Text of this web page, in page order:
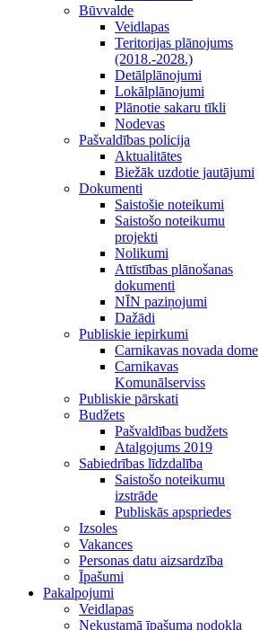
Būvvalde
Veidlapas
Teritorijas plānojums
(2018.-2028.)
Detālplānojumi
Lokālplānojumi
Plānotie sakaru tīkli
Nodevas
Pašvaldības policija
Aktualitātes
Biežāk uzdotie jautājumi
Dokumenti
Saistošie noteikumi
Saistošo noteikumu
projekti
Nolikumi
Attīstības plānošanas
dokumenti
NĪN paziņojumi
Dažādi
Publiskie iepirkumi
Carnikavas novada dome
Carnikavas
Komunālserviss
Publiskie pārskati
Budžets
Pašvaldības budžets
Atalgojums 2019
Sabiedrības līdzdalība
Saistošo noteikumu
izstrāde
Publiskās apspriedes
Izsoles
Vakances
Personas datu aizsardzība
Īpašumi
Pakalpojumi
Veidlapas
Nekustamā īpašuma nodokļa